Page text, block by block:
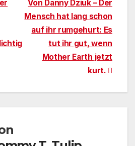
Von Danny Dziuk – Der
Mensch hat lang schon
auf ihr rumgehurt: Es
tut ihr gut, wenn
Mother Earth jetzt
kurt.